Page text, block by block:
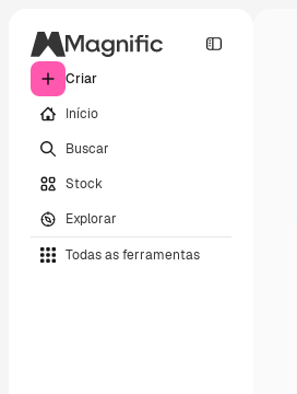
Criar
Início
Buscar
Stock
Explorar
Todas as ferramentas